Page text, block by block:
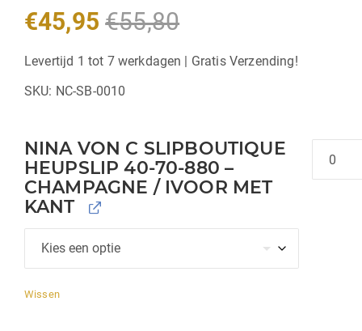
€45,95 €55,80
Levertijd 1 tot 7 werkdagen | Gratis Verzending!
SKU: NC-SB-0010
NINA VON C SLIPBOUTIQUE
HEUPSLIP 40-70-880 –
CHAMPAGNE / IVOOR MET
KANT
Wissen